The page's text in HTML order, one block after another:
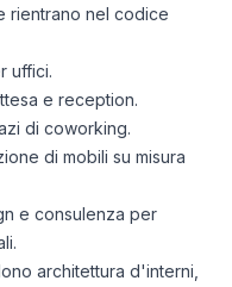
rientrano nel codice
uffici.
e reception.
di coworking.
di mobili su misura
e consulenza per
architettura d'interni,